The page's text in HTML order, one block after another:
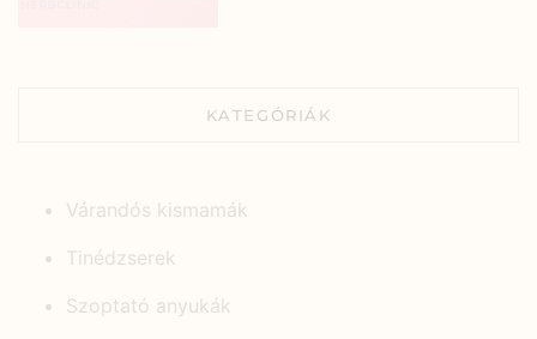
KATEGÓRIÁK
Várandós kismamák
Tinédzserek
Szoptató anyukák